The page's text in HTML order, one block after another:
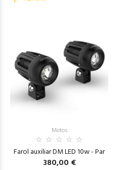
Motos
Farol auxiliar DM LED 10w - Par
380,00 €